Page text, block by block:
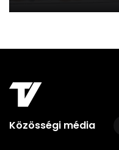
Közösségi média